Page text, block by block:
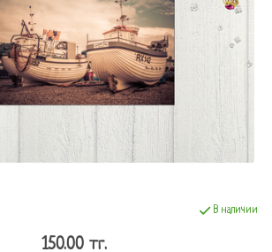
В наличии
150.00 тг.